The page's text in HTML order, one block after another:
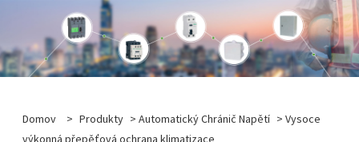
Domov > Produkty >Automatický Chránič Napětí > Vysoce
výkonná přepěťová ochrana klimatizace